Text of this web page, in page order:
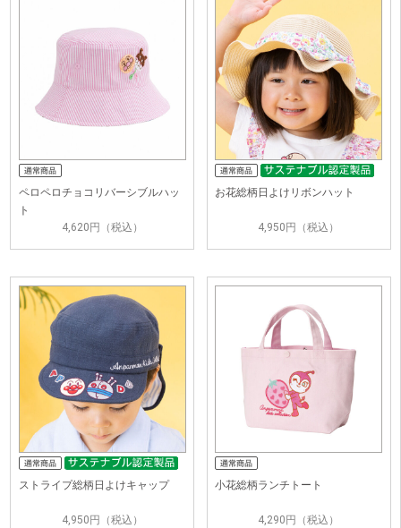
ペロペロチョコリバーシブルハッ
ト
4,620円（税込）
お花総柄日よけリボンハット
4,950円（税込）
ストライプ総柄日よけキャップ
4,950円（税込）
小花総柄ランチトート
4,290円（税込）